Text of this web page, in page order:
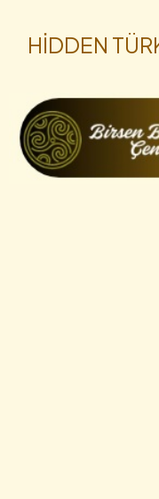
İçeriğe
HİDDEN